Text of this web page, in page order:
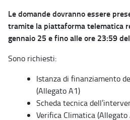
Le domande dovranno essere
tramite la piattaforma telematica
gennaio 25 e fino alle ore 23:59
Sono richiesti:
Istanza di finanziamento
(Allegato A1)
Scheda tecnica
Verifica Climatica (Allegato